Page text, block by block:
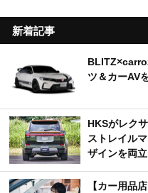
新着記事
ツ＆カーAV
HKSがレク
ストレイル
ザインを両立
【カー用品